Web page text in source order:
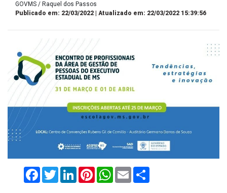
GOVMS / Raquel dos Passos
Publicado em: 22/03/2022 | Atualizado em: 22/03/2022 15:39:56
FacebookTwitterLinkedInPinterestWhatsApp
Email